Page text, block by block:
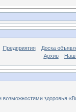
Предприятия
Доска
Архив
здоровья